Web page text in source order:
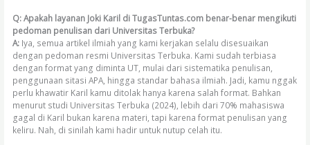
Q: Apakah layanan Joki Karil di TugasTuntas.com benar-benar mengikuti
pedoman penulisan dari Universitas Terbuka?
A: Iya, semua artikel ilmiah yang kami kerjakan selalu disesuaikan
dengan pedoman resmi Universitas Terbuka. Kami sudah terbiasa
dengan format yang diminta UT, mulai dari sistematika penulisan,
penggunaan sitasi APA, hingga standar bahasa ilmiah. Jadi, kamu nggak
perlu khawatir Karil kamu ditolak hanya karena salah format. Bahkan
menurut studi Universitas Terbuka (2024), lebih dari 70% mahasiswa
gagal di Karil bukan karena materi, tapi karena format penulisan yang
keliru. Nah, di sinilah kami hadir untuk nutup celah itu.